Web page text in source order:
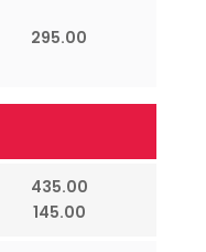
295.00
435.00
145.00